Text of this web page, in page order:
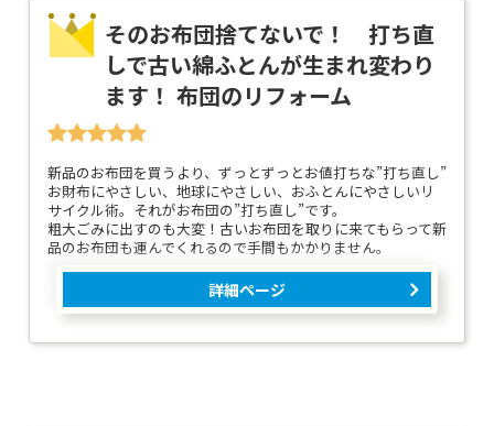
そのお布団捨てないで！ 打ち直
しで古い綿ふとんが生まれ変わり
ます！ 布団のリフォーム
新品のお布団を買うより、ずっとずっとお値打ちな”打ち直し”
お財布にやさしい、地球にやさしい、おふとんにやさしいリ
サイクル術。それがお布団の”打ち直し”です。
粗大ごみに出すのも大変！古いお布団を取りに来てもらって新
品のお布団も運んでくれるので手間もかかりません。
詳細ページ